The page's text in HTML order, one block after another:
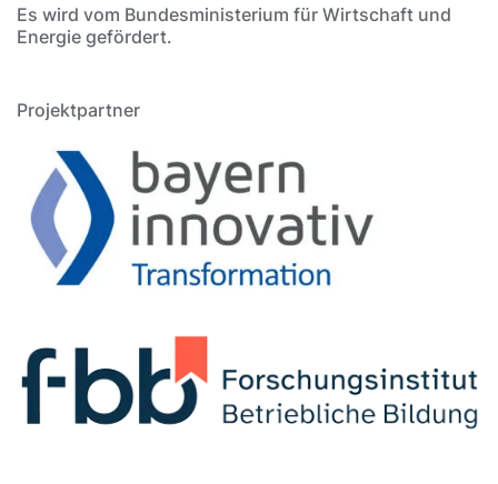
Es wird vom Bundesministerium für Wirtschaft und
Energie gefördert.
Projektpartner